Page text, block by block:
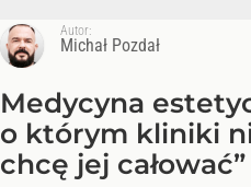
Autor:
Michał Pozdał
Medycyna
o którym kliniki
chcę jej całować”